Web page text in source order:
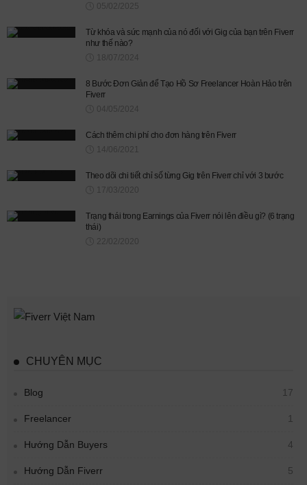
05/02/2025
Từ khóa và sức mạnh của nó đối với Gig của bạn trên Fiverr
như thế nào?
18/07/2024
8 Bước Đơn Giản để Tạo Hồ Sơ Freelancer Hoàn Hảo trên
Fiverr
04/05/2024
Cách thêm chi phí cho đơn hàng trên Fiverr
14/06/2021
Theo dõi chi tiết chỉ số từng Gig trên Fiverr chỉ với 3 bước
17/03/2020
Trạng thái trong Earnings của Fiverr nói lên điều gì? (6 trạng
thái)
22/02/2020
CHUYÊN MỤC
Blog 17
Freelancer 1
Hướng Dẫn Buyers 4
Hướng Dẫn Fiverr 5